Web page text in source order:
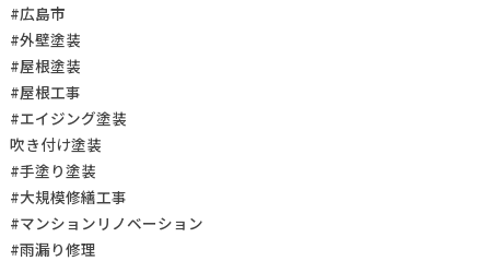
#広島市
#外壁塗装
#屋根塗装
#屋根工事
#エイジング塗装
吹き付け塗装
#手塗り塗装
#大規模修繕工事
#マンションリノベーション
#雨漏り修理